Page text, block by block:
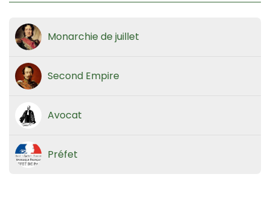
Monarchie de juillet
Second Empire
Avocat
Préfet